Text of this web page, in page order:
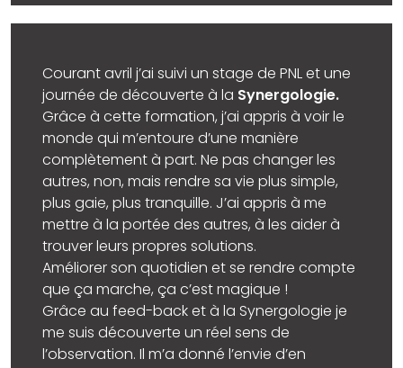
Courant avril j’ai suivi un stage de PNL et une
journée de découverte à la Synergologie.
Grâce à cette formation, j’ai appris à voir le
monde qui m’entoure d’une manière
complètement à part. Ne pas changer les
autres, non, mais rendre sa vie plus simple,
plus gaie, plus tranquille. J’ai appris à me
mettre à la portée des autres, à les aider à
trouver leurs propres solutions.
Améliorer son quotidien et se rendre compte
que ça marche, ça c’est magique !
Grâce au feed-back et à la Synergologie je
me suis découverte un réel sens de
l’observation. Il m’a donné l’envie d’en